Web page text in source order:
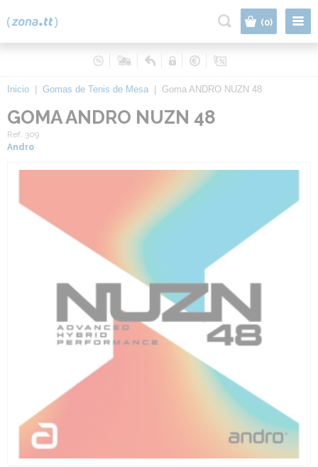
(0)
Inicio Gomas de Tenis de Mesa Goma ANDRO NUZN 48
GOMA ANDRO NUZN 48
Ref. 309
Andro